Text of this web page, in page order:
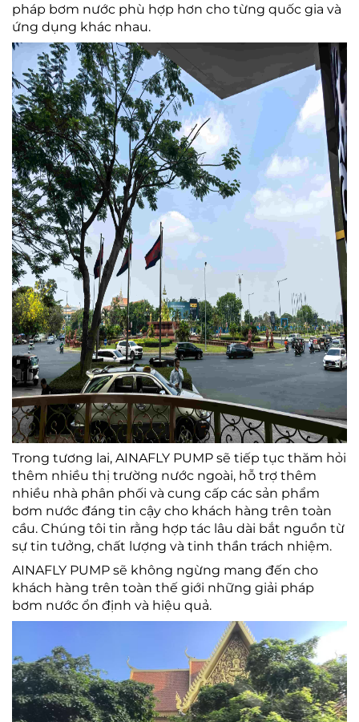
pháp bơm nước phù hợp hơn cho từng quốc gia và
ứng dụng khác nhau.
Trong tương lai, AINAFLY PUMP sẽ tiếp tục thăm hỏi
thêm nhiều thị trường nước ngoài, hỗ trợ thêm
nhiều nhà phân phối và cung cấp các sản phẩm
bơm nước đáng tin cậy cho khách hàng trên toàn
cầu. Chúng tôi tin rằng hợp tác lâu dài bắt nguồn từ
sự tin tưởng, chất lượng và tinh thần trách nhiệm.
AINAFLY PUMP sẽ không ngừng mang đến cho
khách hàng trên toàn thế giới những giải pháp
bơm nước ổn định và hiệu quả.